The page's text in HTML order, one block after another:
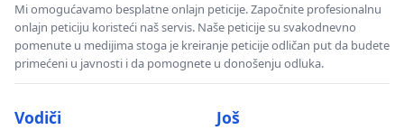
Mi omogućavamo besplatne onlajn peticije. Započnite profesionalnu
onlajn peticiju koristeći naš servis. Naše peticije su svakodnevno
pomenute u medijima stoga je kreiranje peticije odličan put da budete
primećeni u javnosti i da pomognete u donošenju odluka.
Vodiči Još